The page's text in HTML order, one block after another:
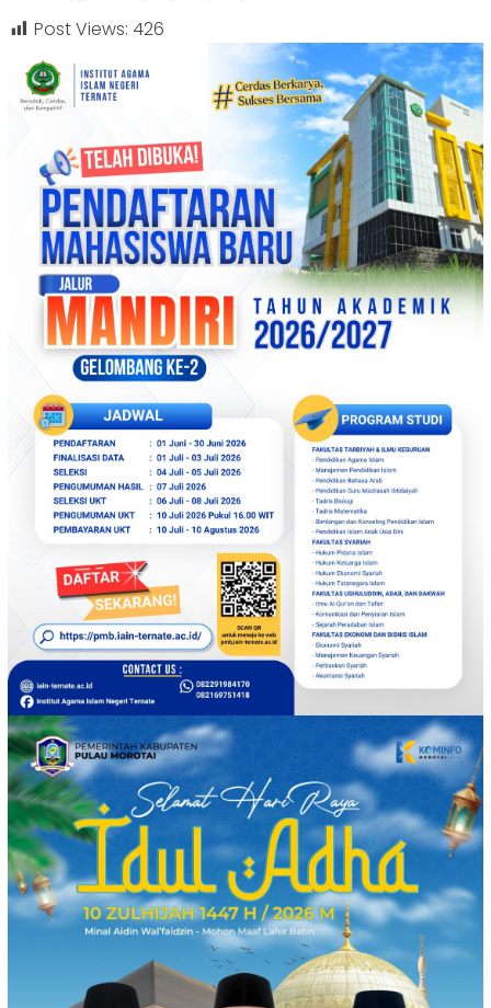
Post Views: 426